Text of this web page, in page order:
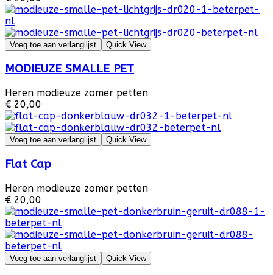
Voeg toe aan verlanglijst Quick View
MODIEUZE SMALLE PET
Heren modieuze zomer petten
€ 20,00
Voeg toe aan verlanglijst Quick View
Flat Cap
Heren modieuze zomer petten
€ 20,00
Voeg toe aan verlanglijst Quick View